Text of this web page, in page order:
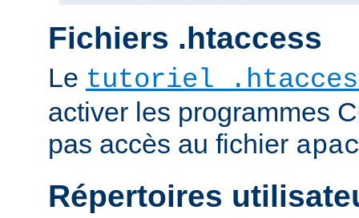
Fichiers .htaccess
Le tutoriel
activer les programmes
pas accès au fichier
Répertoires